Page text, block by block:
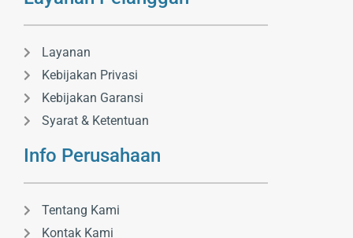
Layanan
Kebijakan Privasi
Kebijakan Garansi
Syarat & Ketentuan
Info Perusahaan
Tentang Kami
Kontak Kami